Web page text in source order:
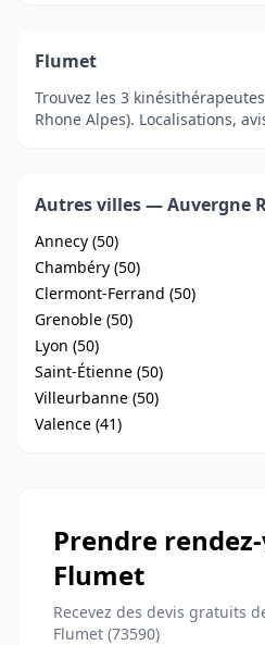
Flumet
Trouvez les 3
Rhone Alpes). Localisations,
Autres villes — Auvergne
Annecy (50)
Chambéry (50)
Clermont-Ferrand (50)
Grenoble (50)
Lyon (50)
Saint-Étienne (50)
Villeurbanne (50)
Valence (41)
Prendre
Flumet
Recevez des devis gratuits
Flumet (73590)